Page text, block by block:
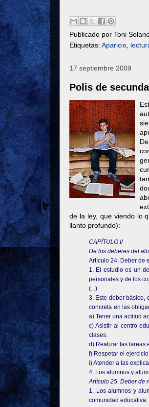
Publicado por Toni
Etiquetas: Aparicio
17 septiembre 2009
Polis de
de la ley, que viendo lo
llanto profundo):
CAPÍTULO II
De los deberes del
Artículo 24. Deber de
1. El estudio es un
personales y de los
(...)
3. Este deber básico,
concreta en las
a) Tener una actitud
c) Asistir al centro
clases.
d) Realizar las tareas
f) Respetar el
i) Atender a las
4. Los alumnos y
Artículo 25. Deber de
1. Los alumnos y
comunidad educativa.